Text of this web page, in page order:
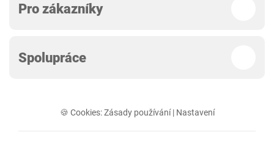
Pro zákazníky
Spolupráce
🍪 Cookies:Zásady používání| Nastavení